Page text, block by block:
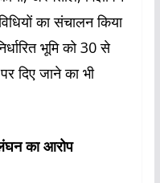
का संचालन किया
भूमि को 30 से
दिए जाने का भी
का आरोप